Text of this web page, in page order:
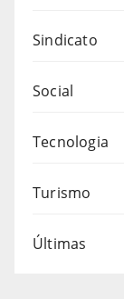
Sindicato
Social
Tecnologia
Turismo
Últimas